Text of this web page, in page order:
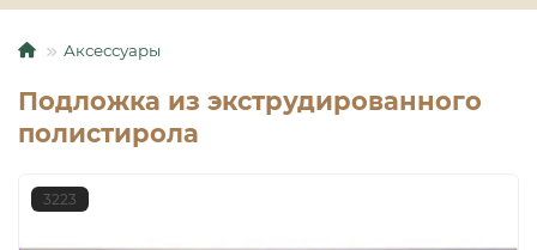
Аксессуары
Подложка из экструдированного
полистирола
3223